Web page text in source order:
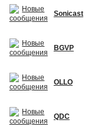
Sonicast
BGVP
OLLO
QDC